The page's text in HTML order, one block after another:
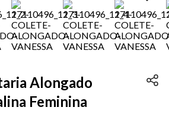
Alongado
Feminina